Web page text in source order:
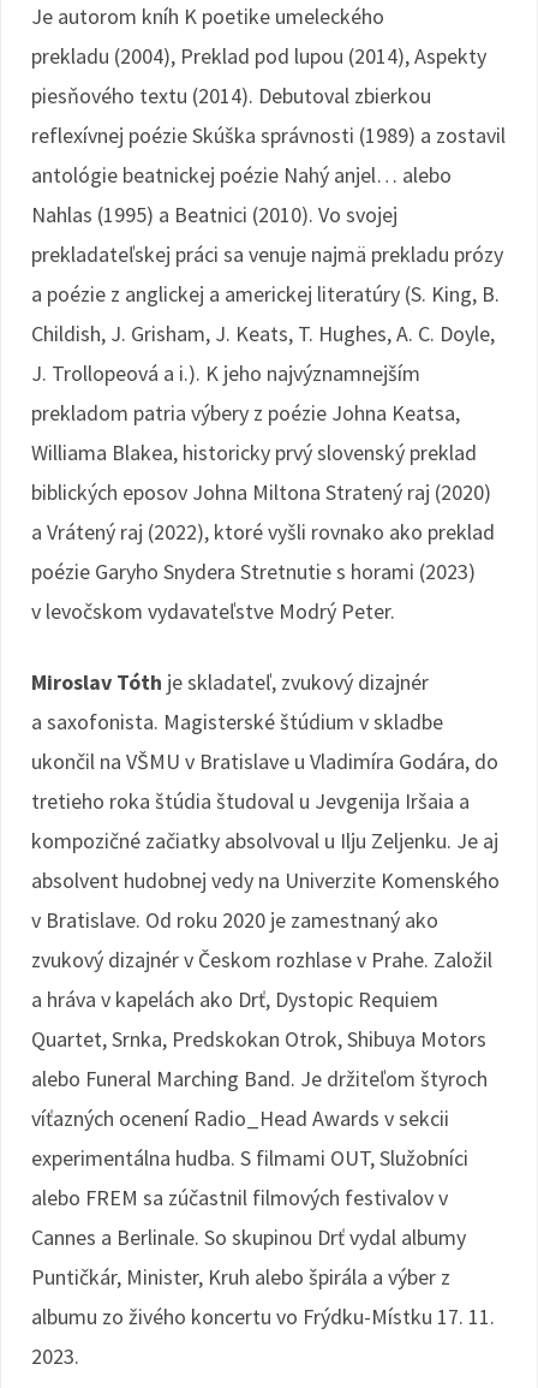
Je autorom kníh K poetike umeleckého
prekladu (2004), Preklad pod lupou (2014), Aspekty
piesňového textu (2014). Debutoval zbierkou
reflexívnej poézie Skúška správnosti (1989) a zostavil
antológie beatnickej poézie Nahý anjel… alebo
Nahlas (1995) a Beatnici (2010). Vo svojej
prekladateľskej práci sa venuje najmä prekladu prózy
a poézie z anglickej a americkej literatúry (S. King, B.
Childish, J. Grisham, J. Keats, T. Hughes, A. C. Doyle,
J. Trollopeová a i.). K jeho najvýznamnejším
prekladom patria výbery z poézie Johna Keatsa,
Williama Blakea, historicky prvý slovenský preklad
biblických eposov Johna Miltona Stratený raj (2020)
a Vrátený raj (2022), ktoré vyšli rovnako ako preklad
poézie Garyho Snydera Stretnutie s horami (2023)
v levočskom vydavateľstve Modrý Peter.
Miroslav Tóth je skladateľ, zvukový dizajnér
a saxofonista. Magisterské štúdium v skladbe
ukončil na VŠMU v Bratislave u Vladimíra Godára, do
tretieho roka štúdia študoval u Jevgenija Iršaia a
kompozičné začiatky absolvoval u Ilju Zeljenku. Je aj
absolvent hudobnej vedy na Univerzite Komenského
v Bratislave. Od roku 2020 je zamestnaný ako
zvukový dizajnér v Českom rozhlase v Prahe. Založil
a hráva v kapelách ako Drť, Dystopic Requiem
Quartet, Srnka, Predskokan Otrok, Shibuya Motors
alebo Funeral Marching Band. Je držiteľom štyroch
víťazných ocenení Radio_Head Awards v sekcii
experimentálna hudba. S filmami OUT, Služobníci
alebo FREM sa zúčastnil filmových festivalov v
Cannes a Berlinale. So skupinou Drť vydal albumy
Puntičkár, Minister, Kruh alebo špirála a výber z
albumu zo živého koncertu vo Frýdku-Místku 17. 11.
2023.